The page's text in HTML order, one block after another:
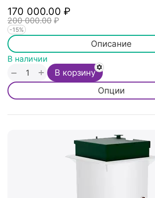
170 000.00 ₽
200 000.00 ₽
-15%
Описание
Опции
В наличии
+
− В корзину